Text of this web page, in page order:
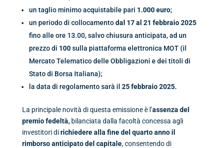
un taglio minimo acquistabile pari 1.000 euro;
un periodo di collocamentodal 17 al 21 febbraio 2025
fino alle ore 13.00, salvo chiusura anticipata, ad un
prezzo di 100sulla piattaforma elettronica MOT (il
Mercato Telematico delle Obbligazioni e dei titoli di
Stato di Borsa Italiana);
la data di regolamento sarà il 25 febbraio 2025.
La principale novità di questa emissione è l’assenza del
premio fedeltà, bilanciata dalla facoltà concessa agli
investitori dirichiedere alla fine del quarto anno il
rimborso anticipato del capitale, consentendo di